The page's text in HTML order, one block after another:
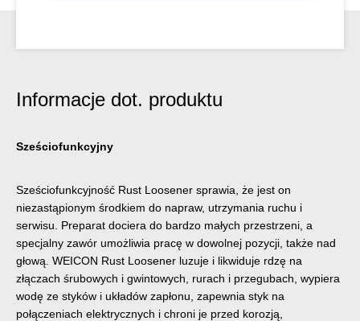
Informacje dot. produktu
Sześciofunkcyjny
Sześciofunkcyjność Rust Loosener sprawia, że jest on
niezastąpionym środkiem do napraw, utrzymania ruchu i
serwisu. Preparat dociera do bardzo małych przestrzeni, a
specjalny zawór umożliwia pracę w dowolnej pozycji, także nad
głową. WEICON Rust Loosener luzuje i likwiduje rdzę na
złączach śrubowych i gwintowych, rurach i przegubach, wypiera
wodę ze styków i układów zapłonu, zapewnia styk na
połączeniach elektrycznych i chroni je przed korozją,